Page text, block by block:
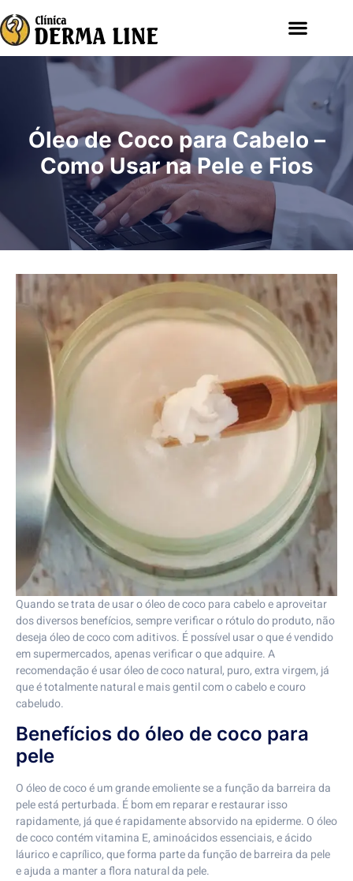
Óleo de Coco para Cabelo –
Como Usar na Pele e Fios
Quando se trata de usar o óleo de coco para cabelo e aproveitar
dos diversos benefícios, sempre verificar o rótulo do produto, não
deseja óleo de coco com aditivos. É possível usar o que é vendido
em supermercados, apenas verificar o que adquire. A
recomendação é usar óleo de coco natural, puro, extra virgem, já
que é totalmente natural e mais gentil com o cabelo e couro
cabeludo.
Benefícios do óleo de coco para
pele
O óleo de coco é um grande emoliente se a função da barreira da
pele está perturbada. É bom em reparar e restaurar isso
rapidamente, já que é rapidamente absorvido na epiderme. O óleo
de coco contém vitamina E, aminoácidos essenciais, e ácido
láurico e caprílico, que forma parte da função de barreira da pele
e ajuda a manter a flora natural da pele.